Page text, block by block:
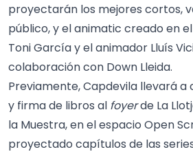
proyectarán los mejores cortos,
público, y el animatic creado en
Toni García y el animador Lluís
colaboración con Down Lleida.
Previamente, Capdevila llevará
y firma de libros al foyerde La
la Muestra, en el espacio Open
proyectado capítulos de las